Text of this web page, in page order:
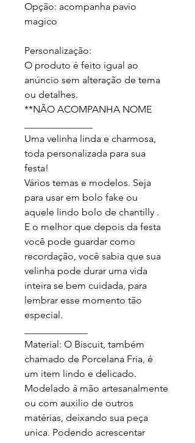
Opção: acompanha pavio
magico
Personalização:
O produto é feito igual ao
anúncio sem alteração de tema
ou detalhes.
**NÃO ACOMPANHA NOME
Uma velinha linda e charmosa,
toda personalizada para sua
festa!
Vários temas e modelos. Seja
para usar em bolo fake ou
aquele lindo bolo de chantilly .
E o melhor que depois da festa
você pode guardar como
recordação, você sabia que sua
velinha pode durar uma vida
inteira se bem cuidada, para
lembrar esse momento tão
especial.
Material: O Biscuit, também
chamado de Porcelana Fria, é
um item lindo e delicado.
Modelado á mão artesanalmente
ou com auxilio de outros
matérias, deixando sua peça
unica. Podendo acrescentar